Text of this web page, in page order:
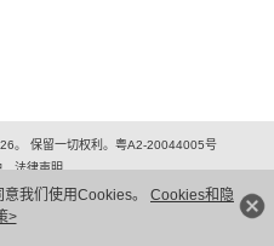
我们使用Cookies。 Cookies和隐
>
。 保留一切权利。粤A2-20044005号
法律声明